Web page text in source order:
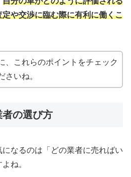
や交渉に臨む際に有利に働くこ
、これらのポイントをチェック
さいね。
の選び方
なるのは「どの業者に売ればい
ね。